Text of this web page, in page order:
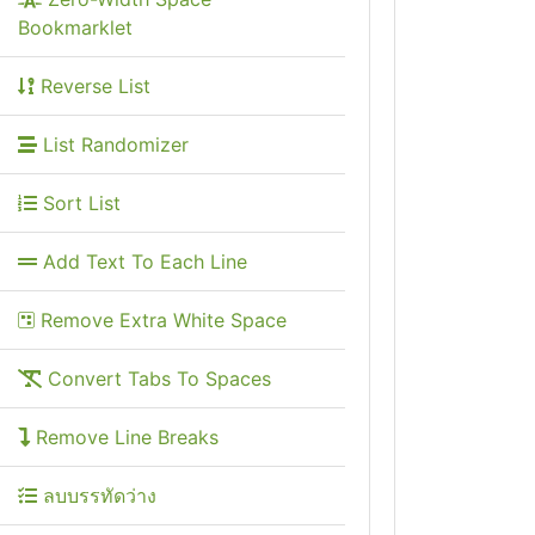
Bookmarklet
Reverse List
List Randomizer
Sort List
Add Text To Each Line
Remove Extra White Space
Convert Tabs To Spaces
Remove Line Breaks
ลบบรรทัดว่าง